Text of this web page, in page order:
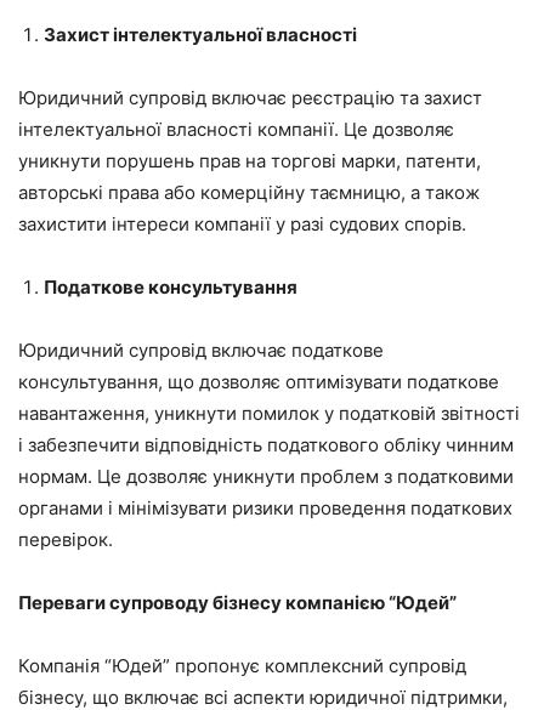
Захист інтелектуальної власності
Юридичний супровід включає реєстрацію та захист
інтелектуальної власності компанії. Це дозволяє
уникнути порушень прав на торгові марки, патенти,
авторські права або комерційну таємницю, а також
захистити інтереси компанії у разі судових спорів.
Податкове консультування
Юридичний супровід включає податкове
консультування, що дозволяє оптимізувати податкове
навантаження, уникнути помилок у податковій звітності
і забезпечити відповідність податкового обліку чинним
нормам. Це дозволяє уникнути проблем з податковими
органами і мінімізувати ризики проведення податкових
перевірок.
Переваги супроводу бізнесу компанією “Юдей”
Компанія “Юдей” пропонує комплексний супровід
бізнесу, що включає всі аспекти юридичної підтримки,